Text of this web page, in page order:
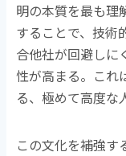
明の本質を最も理
することで、技術
合他社が回避しに
性が高まる。これ
る、極めて高度な
この文化を補強す